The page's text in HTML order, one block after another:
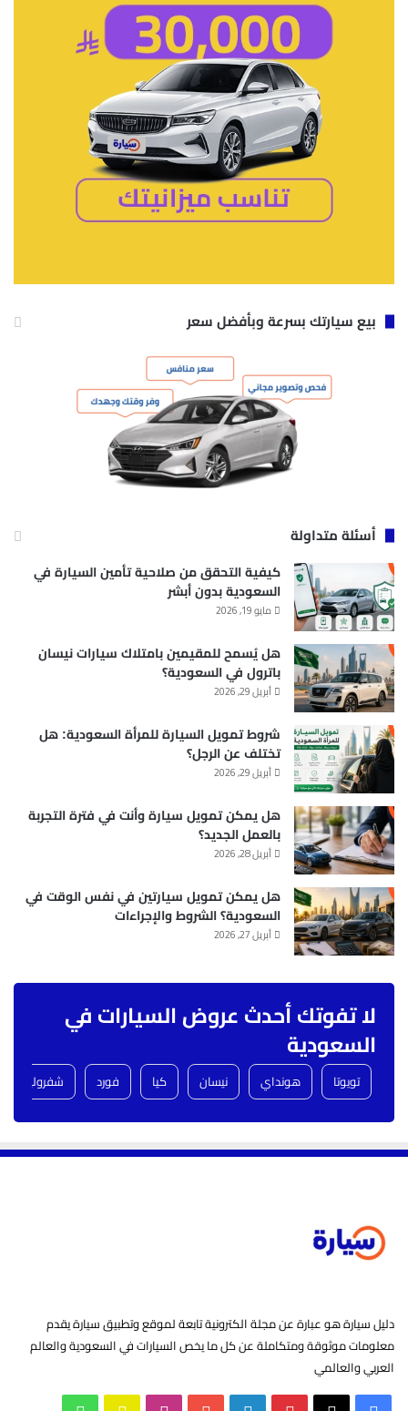
بيع سيارتك بسرعة وبأفضل سعر
أسئلة متداولة
كيفية التحقق من صلاحية تأمين السيارة في
السعودية بدون أبشر
مايو 19, 2026
هل يُسمح للمقيمين بامتلاك سيارات نيسان
باترول في السعودية؟
أبريل 29, 2026
شروط تمويل السيارة للمرأة السعودية: هل
تختلف عن الرجل؟
أبريل 29, 2026
هل يمكن تمويل سيارة وأنت في فترة التجربة
بالعمل الجديد؟
أبريل 28, 2026
هل يمكن تمويل سيارتين في نفس الوقت في
السعودية؟ الشروط والإجراءات
أبريل 27, 2026
لا تفوتك أحدث عروض السيارات في
السعودية
تويوتا هونداي نيسان كيا فورد شفروليه
دليل سيارة هو عبارة عن مجلة الكترونية تابعة لموقع وتطبيق سيارة يقدم
معلومات موثوقة ومتكاملة عن كل ما يخص السيارات في السعودية والعالم
العربي والعالمي